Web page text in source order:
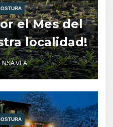
el Mes del
localidad!
VLA